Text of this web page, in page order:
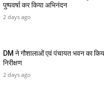
पुष्पवर्षा कर किया अभिनंदन
2 days ago
DM ने गौशालाओं एवं पंचायत भवन का
निरीक्षण
2 days ago